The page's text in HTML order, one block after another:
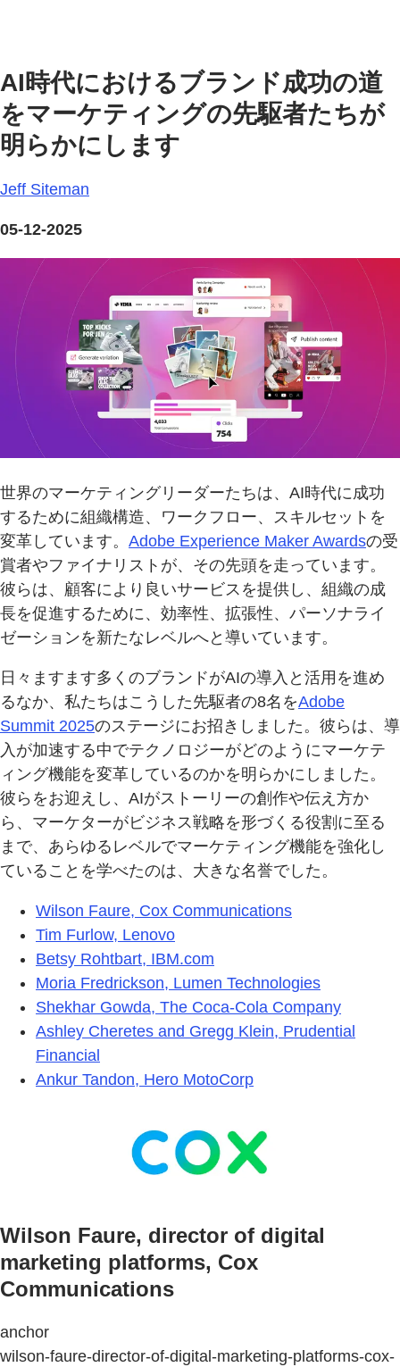
AI時代におけるブランド成功の道
をマーケティングの先駆者たちが
明らかにします
Jeff Siteman
05-12-2025
世界のマーケティングリーダーたちは、AI時代に成功
するために組織構造、ワークフロー、スキルセットを
変革しています。 Adobe Experience Maker Awardsの受
賞者やファイナリストが、その先頭を走っています。
彼らは、顧客により良いサービスを提供し、組織の成
長を促進するために、効率性、拡張性、パーソナライ
ゼーションを新たなレベルへと導いています。
日々ますます多くのブランドがAIの導入と活用を進め
るなか、私たちはこうした先駆者の8名をAdobe
Summit 2025のステージにお招きしました。彼らは、導
入が加速する中でテクノロジーがどのようにマーケテ
ィング機能を変革しているのかを明らかにしました。
彼らをお迎えし、AIがストーリーの創作や伝え方か
ら、マーケターがビジネス戦略を形づくる役割に至る
まで、あらゆるレベルでマーケティング機能を強化し
ていることを学べたのは、大きな名誉でした。
Wilson Faure, Cox Communications
Tim Furlow, Lenovo
Betsy Rohtbart, IBM.com
Moria Fredrickson, Lumen Technologies
Shekhar Gowda, The Coca-Cola Company
Ashley Cheretes and Gregg Klein, Prudential
Financial
Ankur Tandon, Hero MotoCorp
Wilson Faure, director of digital
marketing platforms, Cox
Communications
anchor
wilson-faure-director-of-digital-marketing-platforms-cox-